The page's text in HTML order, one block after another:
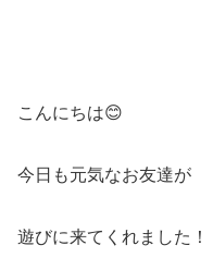
こんにちは😊
今日も元気なお友達が
遊びに来てくれました！